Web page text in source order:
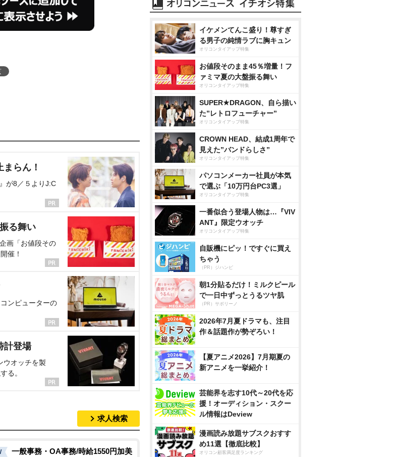
らん！
が8／５よりJ:C
る舞い
画「お値段その
催！
ンピューターの
計登場
ウオッチを製
る。
求人検索
一般事務・OA事務/時給1550円加美
イケメンてんこ盛り！尊すぎ
る男子の純情ラブに胸キュン
オリコンタイアップ特集
お値段そのまま45％増量！フ
ァミマ夏の大盤振る舞い
オリコンタイアップ特集
SUPER★DRAGON、自ら描い
た”レトロフューチャー”
オリコンタイアップ特集
CROWN HEAD、結成1周年で
見えた”バンドらしさ”
オリコンタイアップ特集
パソコンメーカー社員が本気
で選ぶ「10万円台PC3選」
オリコンタイアップ特集
一番似合う登場人物は…『VIV
ANT』限定ウオッチ
オリコンタイアップ特集
自販機にピッ！ですぐに買え
ちゃう
（PR）ジハンピ
朝1分貼るだけ！ミルクピール
で一日中ずっとうるツヤ肌
（PR）サボリーノ
2026年7月夏ドラマも、注目
作＆話題作が勢ぞろい！
【夏アニメ2026】7月期夏の
新アニメを一挙紹介！
芸能界を志す10代～20代を応
援！オーディション・スクー
ル情報はDeview
漫画読み放題サブスクおすす
め11選【徹底比較】
オリコン顧客満足度ランキング